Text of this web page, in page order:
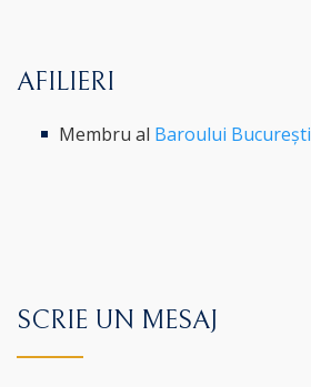
AFILIERI
Membru al Baroului București
SCRIE UN MESAJ